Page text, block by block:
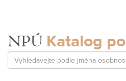
NPÚ Katalog